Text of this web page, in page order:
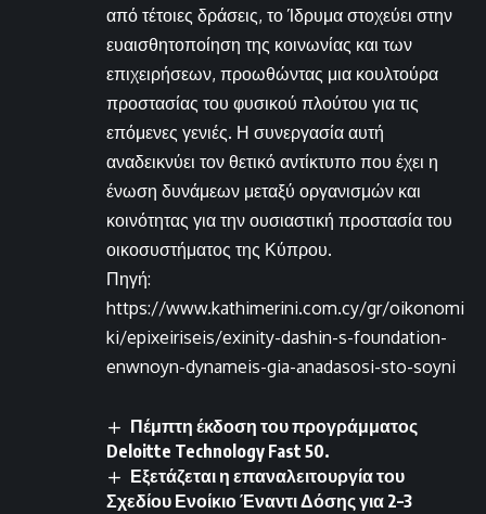
από τέτοιες δράσεις, το Ίδρυμα στοχεύει στην
ευαισθητοποίηση της κοινωνίας και των
επιχειρήσεων, προωθώντας μια κουλτούρα
προστασίας του φυσικού πλούτου για τις
επόμενες γενιές. Η συνεργασία αυτή
αναδεικνύει τον θετικό αντίκτυπο που έχει η
ένωση δυνάμεων μεταξύ οργανισμών και
κοινότητας για την ουσιαστική προστασία του
οικοσυστήματος της Κύπρου.
Πηγή:
https://www.kathimerini.com.cy/gr/oikonomi
ki/epixeiriseis/exinity-dashin-s-foundation-
enwnoyn-dynameis-gia-anadasosi-sto-soyni
Πέμπτη έκδοση του προγράμματος
Deloitte Technology Fast 50.
Εξετάζεται η επαναλειτουργία του
Σχεδίου Ενοίκιο Έναντι Δόσης για 2–3